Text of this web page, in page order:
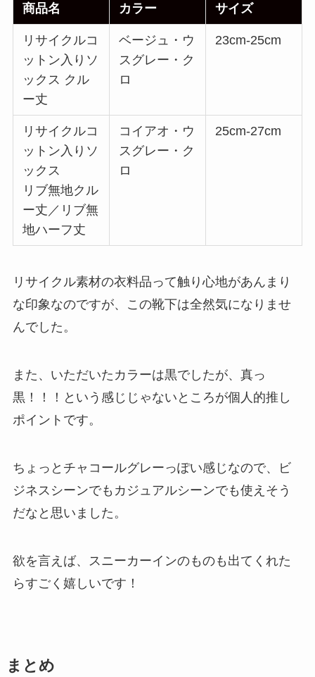
商品名 カラー サイズ
リサイクルコ
ットン入りソ
ックス クル
ー丈
ベージュ・ウ
スグレー・ク
ロ
23cm-25cm
リサイクルコ
ットン入りソ
ックス
リブ無地クル
ー丈／リブ無
地ハーフ丈
コイアオ・ウ
スグレー・ク
ロ
25cm-27cm
リサイクル素材の衣料品って触り心地があんまり
な印象なのですが、この靴下は全然気になりませ
んでした。
また、いただいたカラーは黒でしたが、真っ
黒！！！という感じじゃないところが個人的推し
ポイントです。
ちょっとチャコールグレーっぽい感じなので、ビ
ジネスシーンでもカジュアルシーンでも使えそう
だなと思いました。
欲を言えば、スニーカーインのものも出てくれた
らすごく嬉しいです！
まとめ